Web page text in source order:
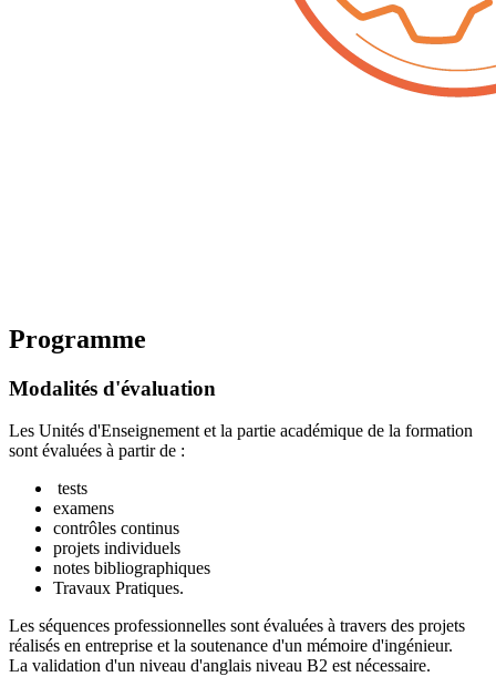
Programme
Modalités d'évaluation
Les Unités d'Enseignement et la partie académique de la formation
sont évaluées à partir de :
tests
examens
contrôles continus
projets individuels
notes bibliographiques
Travaux Pratiques.
Les séquences professionnelles sont évaluées à travers des projets
réalisés en entreprise et la soutenance d'un mémoire d'ingénieur.
La validation d'un niveau d'anglais niveau B2 est nécessaire.